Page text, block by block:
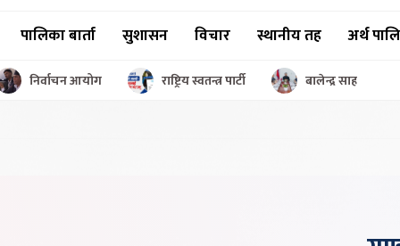
पालिका बार्ता सुशासन विचार स्थानीय तह अर्थ
निर्वाचन आयोग राष्ट्रिय स्वतन्त्र पार्टी बालेन्द्र साह